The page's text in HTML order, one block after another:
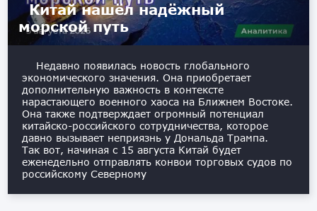
Китай нашёл надёжный
морской путь
Недавно появилась новость глобального
экономического значения. Она приобретает
дополнительную важность в контексте
нарастающего военного хаоса на Ближнем Востоке.
Она также подтверждает огромный потенциал
китайско-российского сотрудничества, которое
давно вызывает неприязнь у Дональда Трампа.
Так вот, начиная с 15 августа Китай будет
еженедельно отправлять конвои торговых судов по
российскому Северному